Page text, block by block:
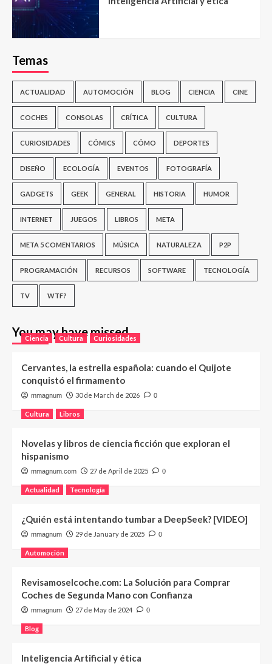
Temas
ACTUALIDAD AUTOMOCIÓN BLOG CIENCIA CINE
COCHES CONSOLAS CRÍTICA CULTURA
CURIOSIDADES CÓMICS CÓMO DEPORTES
DISEÑO ECOLOGÍA EVENTOS FOTOGRAFÍA
GADGETS GEEK GENERAL HISTORIA HUMOR
INTERNET JUEGOS LIBROS META
META 5 COMENTARIOS MÚSICA NATURALEZA P2P
PROGRAMACIÓN RECURSOS SOFTWARE TECNOLOGÍA
TV WTF?
You may have missed
Ciencia Cultura Curiosidades
Cervantes, la estrella española: cuando el Quijote
conquistó el firmamento
mmagnum 30 de March de 2026 0
Cultura Libros
Novelas y libros de ciencia ficción que exploran el
hispanismo
mmagnum.com 27 de April de 2025 0
Actualidad Tecnología
¿Quién está intentando tumbar a DeepSeek? [VIDEO]
mmagnum 29 de January de 2025 0
Automoción
Revisamoselcoche.com: La Solución para Comprar
Coches de Segunda Mano con Confianza
mmagnum 27 de May de 2024 0
Blog
Inteligencia Artificial y ética